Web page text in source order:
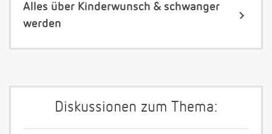
Alles über Kinderwunsch & schwanger
werden
Diskussionen zum Thema: